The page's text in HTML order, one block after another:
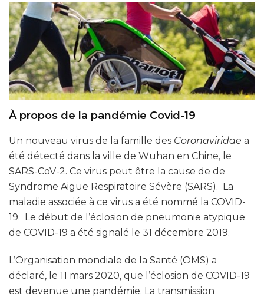
À propos de la pandémie Covid-19
Un nouveau virus de la famille des Coronaviridae a
été détecté dans la ville de Wuhan en Chine, le
SARS-CoV-2. Ce virus peut être la cause de de
Syndrome Aiguë Respiratoire Sévère (SARS). La
maladie associée à ce virus a été nommé la COVID-
19. Le début de l’éclosion de pneumonie atypique
de COVID-19 a été signalé le 31 décembre 2019.
L’Organisation mondiale de la Santé (OMS) a
déclaré, le 11 mars 2020, que l’éclosion de COVID-19
est devenue une pandémie. La transmission